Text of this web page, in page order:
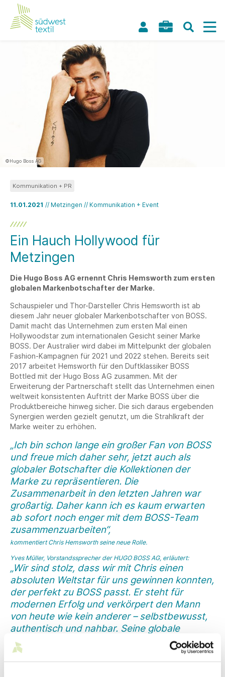
©Hugo Boss AG
11.01.2021 // Metzingen // Kommunikation + Event
Kommunikation + PR
Ein Hauch Hollywood für
Metzingen
Die Hugo Boss AG ernennt Chris Hemsworth zum ersten
globalen Markenbotschafter der Marke.
Schauspieler und Thor-Darsteller Chris Hemsworth ist ab
diesem Jahr neuer globaler Markenbotschafter von BOSS.
Damit macht das Unternehmen zum ersten Mal einen
Hollywoodstar zum internationalen Gesicht seiner Marke
BOSS. Der Australier wird dabei im Mittelpunkt der globalen
Fashion-Kampagnen für 2021 und 2022 stehen. Bereits seit
2017 arbeitet Hemsworth für den Duftklassiker BOSS
Bottled mit der Hugo Boss AG zusammen. Mit der
Erweiterung der Partnerschaft stellt das Unternehmen einen
weltweit konsistenten Auftritt der Marke BOSS über die
Produktbereiche hinweg sicher. Die sich daraus ergebenden
Synergien werden gezielt genutzt, um die Strahlkraft der
Marke weiter zu erhöhen.
„Ich bin schon lange ein großer Fan von BOSS
und freue mich daher sehr, jetzt auch als
globaler Botschafter die Kollektionen der
Marke zu repräsentieren. Die
Zusammenarbeit in den letzten Jahren war
großartig. Daher kann ich es kaum erwarten
ab sofort noch enger mit dem BOSS-Team
zusammenzuarbeiten“,
kommentiert Chris Hemsworth seine neue Rolle.
Yves Müller, Vorstandssprecher der HUGO BOSS AG, erläutert:
„Wir sind stolz, dass wir mit Chris einen
absoluten Weltstar für uns gewinnen konnten,
der perfekt zu BOSS passt. Er steht für
modernen Erfolg und verkörpert den Mann
von heute wie kein anderer – selbstbewusst,
authentisch und nahbar. Seine globale
Bekanntheit trägt dazu bei, die Begehrlichkeit
der Marke BOSS in Zukunft noch weiter zu
steigern.“